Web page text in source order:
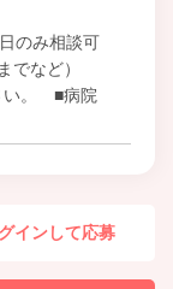
のみ相談可
など）
い。 ■病院
インして応募